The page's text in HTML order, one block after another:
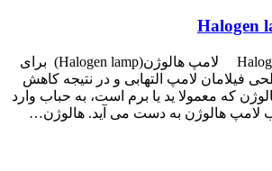
لامپ هالوژن Halogen lamp لامپ هالوژن(Halogen lamp) برای
فیلامان لامپ التهابی و در نتیجه کاهش
که معمولا ید یا برم است، به حباب وارد
لامپ هالوژن به دست می آید. هالوژن…